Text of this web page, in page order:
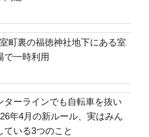
町裏の福徳神社地下にある室
で一時利用
ターラインでも自転車を抜い
年4月の新ルール、実はみん
ている3つのこと